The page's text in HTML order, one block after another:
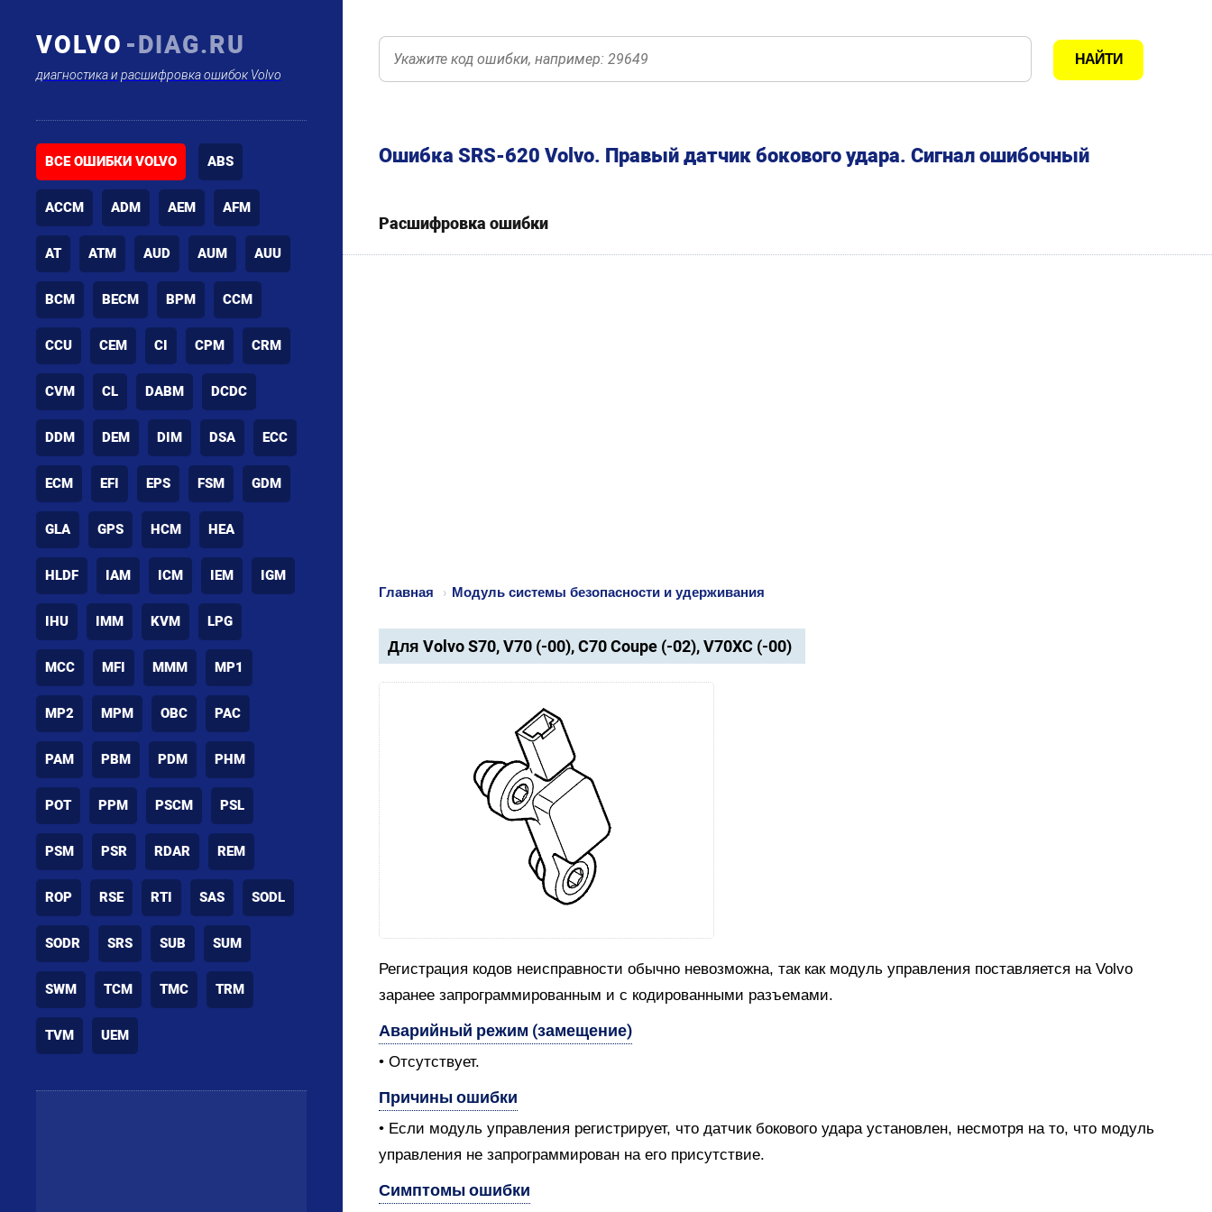
VOLVO -DIAG.RU
диагностика и расшифровка ошибок Volvo
ВСЕ ОШИБКИ VOLVO ABS
ACCM ADM AEM AFM
AT ATM AUD AUM AUU
BCM BECM BPM CCM
CCU CEM CI CPM CRM
CVM CL DABM DCDC
DDM DEM DIM DSA ECC
ECM EFI EPS FSM GDM
GLA GPS HCM HEA
HLDF IAM ICM IEM IGM
IHU IMM KVM LPG
MCC MFI MMM MP1
MP2 MPM OBC PAC
PAM PBM PDM PHM
POT PPM PSCM PSL
PSM PSR RDAR REM
ROP RSE RTI SAS SODL
SODR SRS SUB SUM
SWM TCM TMC TRM
TVM UEM
Ошибка SRS-620 Volvo. Правый датчик бокового удара. Сигнал ошибочный
Расшифровка ошибки
Главная › Модуль системы безопасности и удерживания
Для Volvo S70, V70 (-00), C70 Coupe (-02), V70XC (-00)
Регистрация кодов неисправности обычно невозможна, так как модуль управления поставляется на Volvo
заранее запрограммированным и с кодированными разъемами.
Аварийный режим (замещение)
• Отсутствует.
Причины ошибки
• Если модуль управления регистрирует, что датчик бокового удара установлен, несмотря на то, что модуль
управления не запрограммирован на его присутствие.
Симптомы ошибки